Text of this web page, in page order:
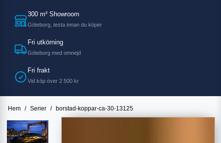
300 m² Showroom
Göteborg, testa innan du köper
Fri utkörning
Göteborg med omnejd
Fri frakt
Vid köp över 2 500 kr
Hem / Serier / borstad-koppar-ca-30-13125